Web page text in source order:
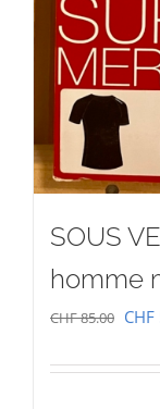
SOUS
homme
CHF85.00 Le
CHF